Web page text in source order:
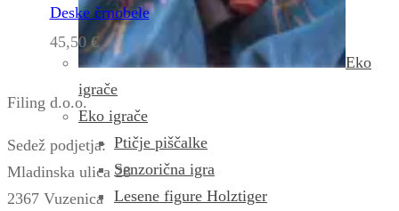
Eko
igrače
Eko igrače
Ptičje piščalke
Senzorična igra
Lesene figure Holztiger
Deske črnobele
45,50€
Filing d.o.o.
Sedež podjetja:
Mladinska ulica 28
2367 Vuzenica